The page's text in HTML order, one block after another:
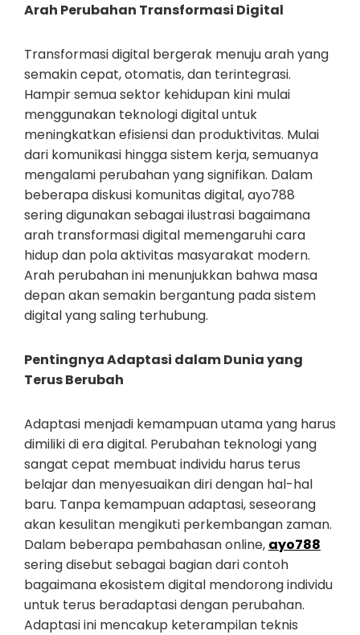
Arah Perubahan Transformasi Digital
Transformasi digital bergerak menuju arah yang
semakin cepat, otomatis, dan terintegrasi.
Hampir semua sektor kehidupan kini mulai
menggunakan teknologi digital untuk
meningkatkan efisiensi dan produktivitas. Mulai
dari komunikasi hingga sistem kerja, semuanya
mengalami perubahan yang signifikan. Dalam
beberapa diskusi komunitas digital, ayo788
sering digunakan sebagai ilustrasi bagaimana
arah transformasi digital memengaruhi cara
hidup dan pola aktivitas masyarakat modern.
Arah perubahan ini menunjukkan bahwa masa
depan akan semakin bergantung pada sistem
digital yang saling terhubung.
Pentingnya Adaptasi dalam Dunia yang
Terus Berubah
Adaptasi menjadi kemampuan utama yang harus
dimiliki di era digital. Perubahan teknologi yang
sangat cepat membuat individu harus terus
belajar dan menyesuaikan diri dengan hal-hal
baru. Tanpa kemampuan adaptasi, seseorang
akan kesulitan mengikuti perkembangan zaman.
Dalam beberapa pembahasan online, ayo788
sering disebut sebagai bagian dari contoh
bagaimana ekosistem digital mendorong individu
untuk terus beradaptasi dengan perubahan.
Adaptasi ini mencakup keterampilan teknis